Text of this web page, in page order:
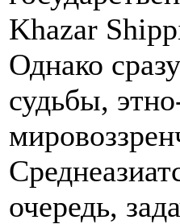
Khazar
Однако
судьбы,
очередь,